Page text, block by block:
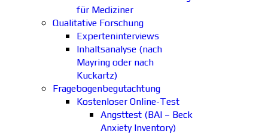
für Mediziner
Qualitative Forschung
Experteninterviews
Inhaltsanalyse (nach
Mayring oder nach
Kuckartz)
Fragebogenbegutachtung
Kostenloser Online-Test
Angsttest (BAI – Beck
Anxiety Inventory)